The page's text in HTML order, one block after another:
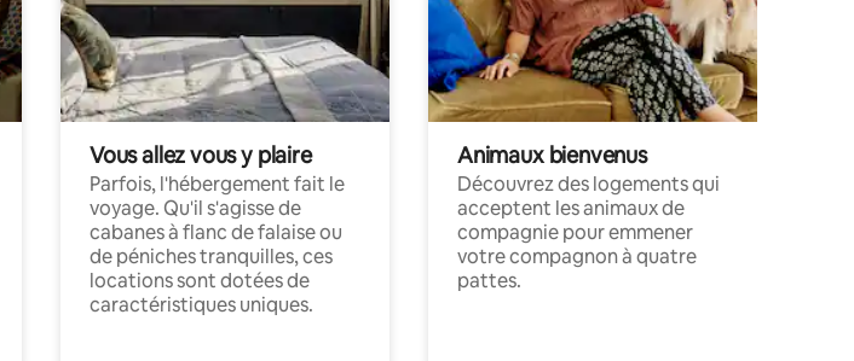
Vous allez vous y plaire
Parfois, l'hébergement fait le
voyage. Qu'il s'agisse de
cabanes à flanc de falaise ou
de péniches tranquilles, ces
locations sont dotées de
caractéristiques uniques.
Animaux bienvenus
Découvrez des logements qui
acceptent les animaux de
compagnie pour emmener
votre compagnon à quatre
pattes.